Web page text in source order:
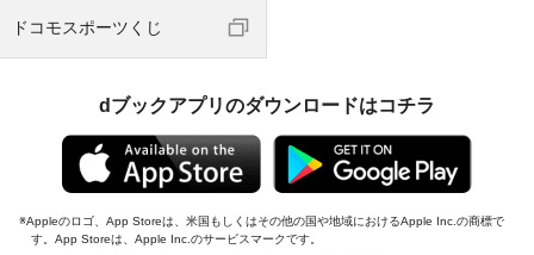
ドコモスポーツくじ
dブックアプリのダウンロードはコチラ
Appleのロゴ、App Storeは、米国もしくはその他の国や地域におけるApple Inc.の商標で
す。App Storeは、Apple Inc.のサービスマークです。